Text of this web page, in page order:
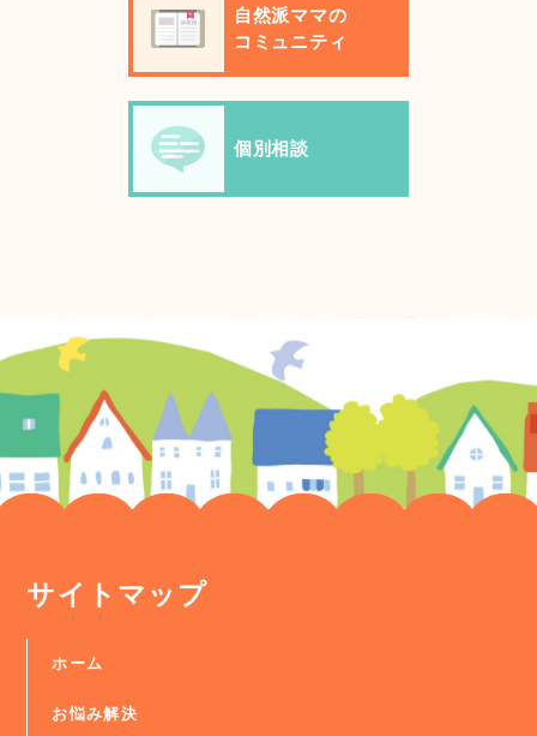
自然派ママの
コミュニティ
個別相談
サイトマップ
ホーム
お悩み解決